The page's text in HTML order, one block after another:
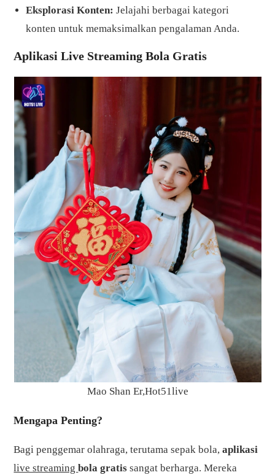
Eksplorasi Konten: Jelajahi berbagai kategori
konten untuk memaksimalkan pengalaman Anda.
Aplikasi Live Streaming Bola Gratis
Mao Shan Er,Hot51live
Mengapa Penting?
Bagi penggemar olahraga, terutama sepak bola,aplikasi
live streamingbola gratis sangat berharga. Mereka